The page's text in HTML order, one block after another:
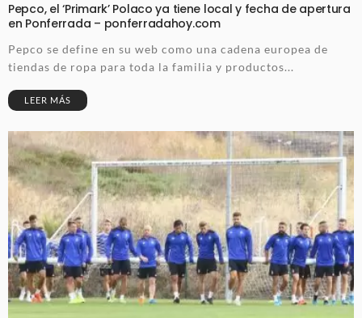
Pepco, el ‘Primark’ Polaco ya tiene local y fecha de apertura
en Ponferrada – ponferradahoy.com
Pepco se define en su web como una cadena europea de
tiendas de ropa para toda la familia y productos...
LEER MÁS